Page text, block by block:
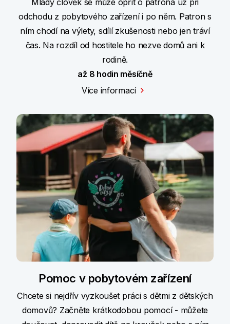
odchodu z pobytového zařízení i po něm. Patron s
ním chodí na výlety, sdílí zkušenosti nebo jen tráví
čas. Na rozdíl od hostitele ho nezve domů ani k
rodině.
až 8 hodin měsíčně
Více informací
Pomoc v pobytovém zařízení
Chcete si nejdřív vyzkoušet práci s dětmi z dětských
domovů? Začněte krátkodobou pomocí - můžete